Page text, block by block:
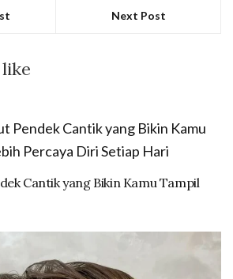
Next Post
Cantik yang Bikin Kamu Tampil